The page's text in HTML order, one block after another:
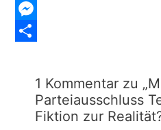
Telegram
Messenger
1 Kommentar zu
Parteiausschluss
Fiktion zur